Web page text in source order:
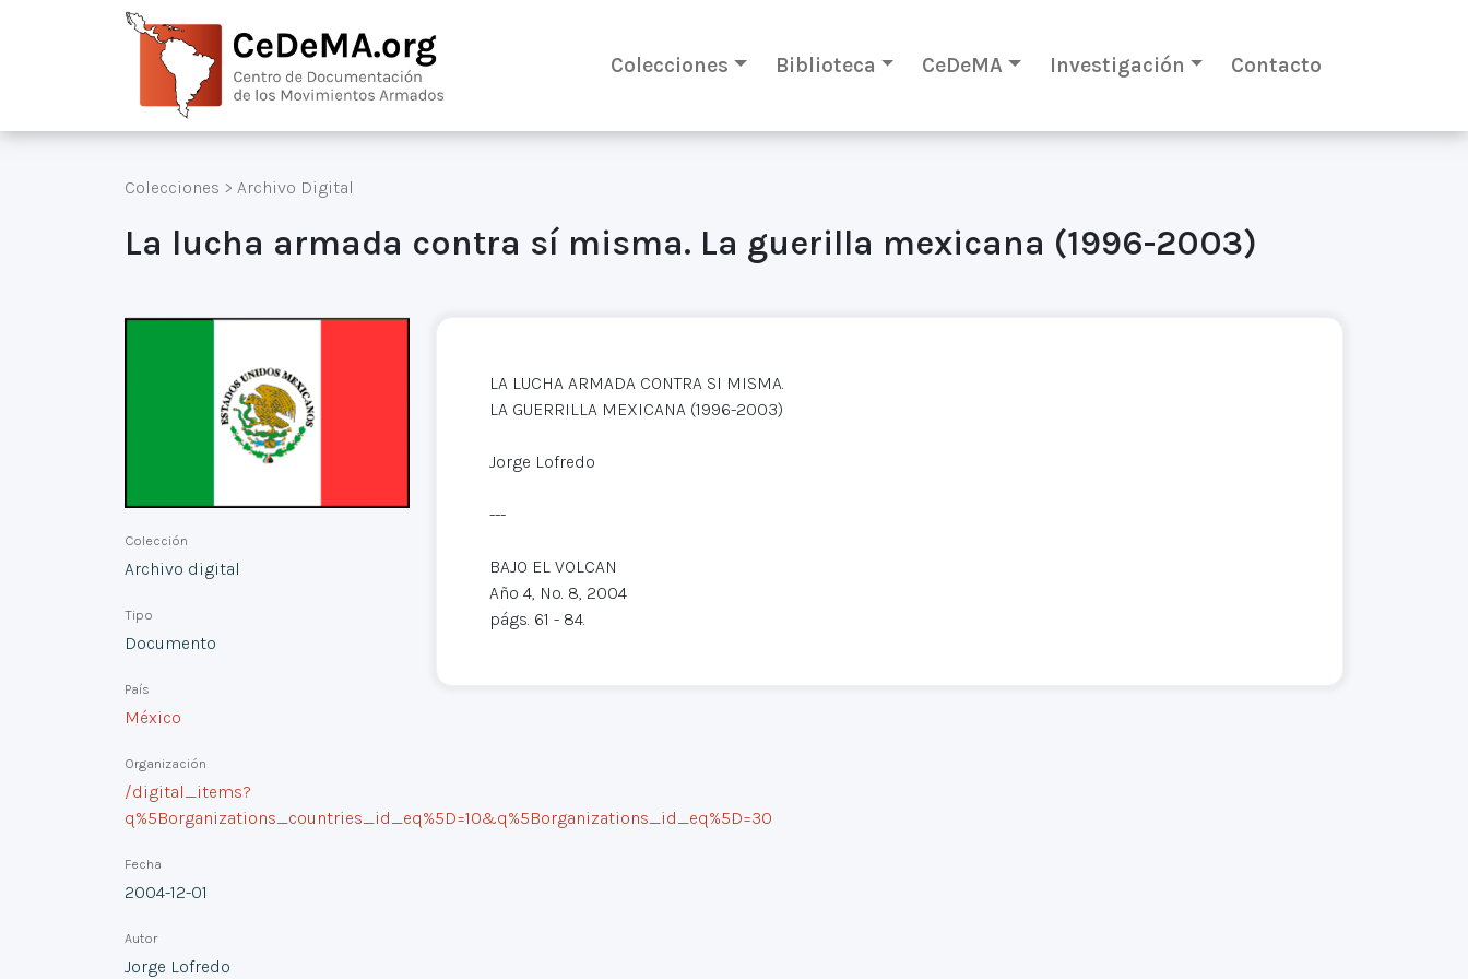
Colecciones Biblioteca CeDeMA Investigación Contacto
Colecciones > Archivo Digital
La lucha armada contra sí misma. La guerilla mexicana (1996-2003)
Colección
Archivo digital
Tipo
Documento
País
México
Organización
/digital_items?
q%5Borganizations_countries_id_eq%5D=10&q%5Borganizations_id_eq%5D=30
Fecha
2004-12-01
Autor
Jorge Lofredo
LA LUCHA ARMADA CONTRA SI MISMA.
LA GUERRILLA MEXICANA (1996-2003)
Jorge Lofredo
---
BAJO EL VOLCAN
Año 4, No. 8, 2004
págs. 61 - 84.